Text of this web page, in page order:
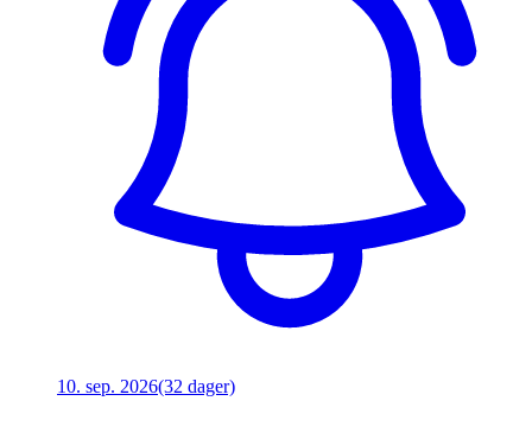
10. sep. 2026(32 dager)